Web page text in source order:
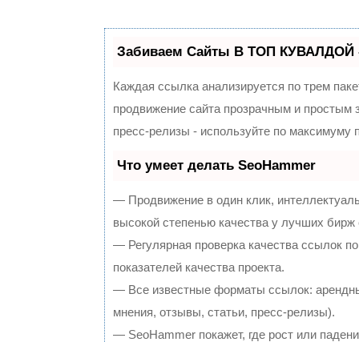
Забиваем Сайты В ТОП КУВАЛДОЙ -
Каждая ссылка анализируется по трем
продвижение сайта прозрачным и
пресс-релизы - используйте по
Что умеет делать SeoHammer
— Продвижение в один клик,
высокой степенью качества у лучших бирж
— Регулярная проверка качества ссылок
показателей качества проекта.
— Все известные форматы ссылок:
мнения, отзывы, статьи, пресс-релизы).
— SeoHammer покажет, где рост или